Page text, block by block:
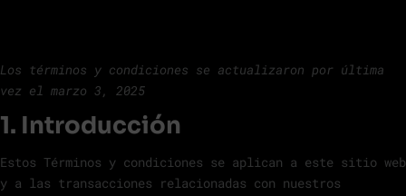
Los términos y condiciones se actualizaron por última
vez el marzo 3, 2025
1. Introducción
Estos Términos y condiciones se aplican a este sitio web
y a las transacciones relacionadas con nuestros